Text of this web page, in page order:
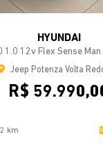
HYUNDAI
1.0 12v Flex Sense
Jeep Potenza Volta
R$
km